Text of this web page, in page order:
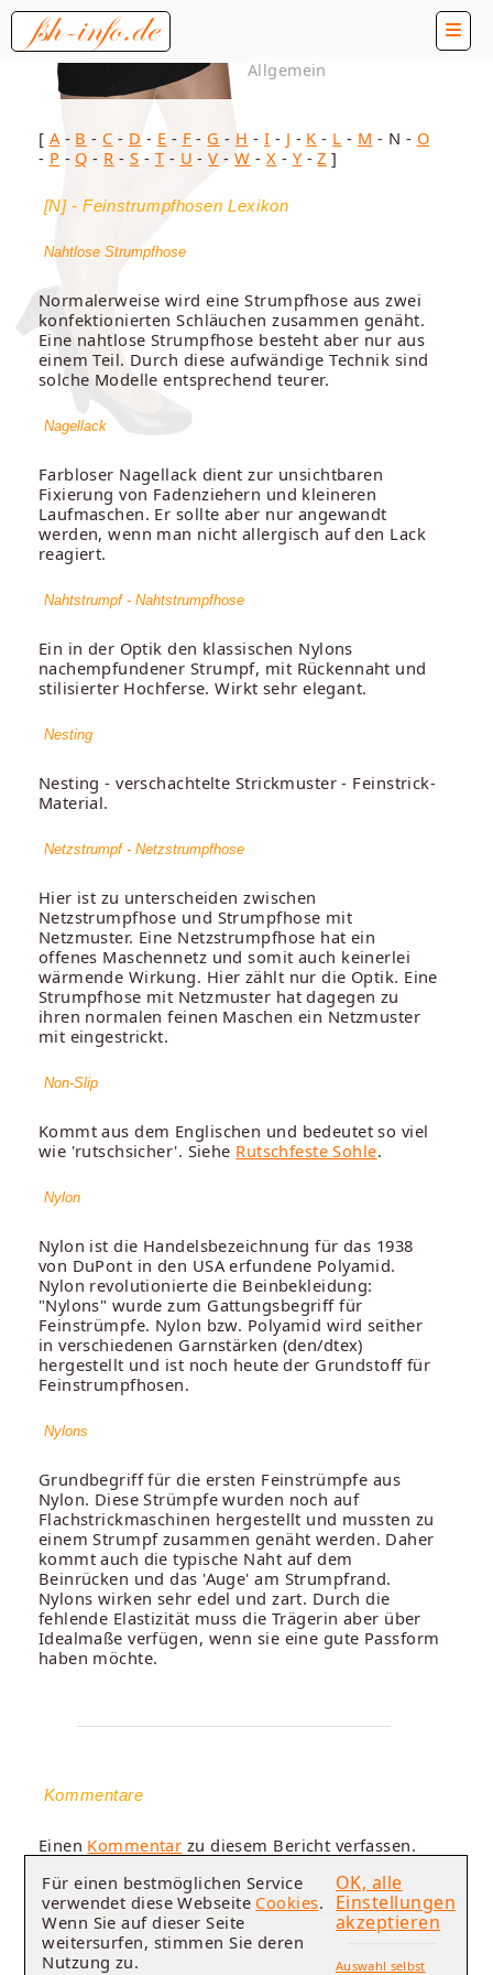
Allgemein
[ A - B - C - D - E - F - G - H - I - J - K - L - M - N - O
- P - Q - R - S - T - U -V -W - X - Y -Z ]
[N] - Feinstrumpfhosen Lexikon
Nahtlose Strumpfhose
Normalerweise wird eine Strumpfhose aus zwei
konfektionierten Schläuchen zusammen genäht.
Eine nahtlose Strumpfhose besteht aber nur aus
einem Teil. Durch diese aufwändige Technik sind
solche Modelle entsprechend teurer.
Nagellack
Farbloser Nagellack dient zur unsichtbaren
Fixierung von Fadenziehern und kleineren
Laufmaschen. Er sollte aber nur angewandt
werden, wenn man nicht allergisch auf den Lack
reagiert.
Nahtstrumpf - Nahtstrumpfhose
Ein in der Optik den klassischen Nylons
nachempfundener Strumpf, mit Rückennaht und
stilisierter Hochferse. Wirkt sehr elegant.
Nesting
Nesting - verschachtelte Strickmuster - Feinstrick-
Material.
Netzstrumpf - Netzstrumpfhose
Hier ist zu unterscheiden zwischen
Netzstrumpfhose und Strumpfhose mit
Netzmuster. Eine Netzstrumpfhose hat ein
offenes Maschennetz und somit auch keinerlei
wärmende Wirkung. Hier zählt nur die Optik. Eine
Strumpfhose mit Netzmuster hat dagegen zu
ihren normalen feinen Maschen ein Netzmuster
mit eingestrickt.
Non-Slip
Kommt aus dem Englischen und bedeutet so viel
wie 'rutschsicher'. Siehe Rutschfeste Sohle.
Nylon
Nylon ist die Handelsbezeichnung für das 1938
von DuPont in den USA erfundene Polyamid.
Nylon revolutionierte die Beinbekleidung:
"Nylons" wurde zum Gattungsbegriff für
Feinstrümpfe. Nylon bzw. Polyamid wird seither
in verschiedenen Garnstärken (den/dtex)
hergestellt und ist noch heute der Grundstoff für
Feinstrumpfhosen.
Nylons
Grundbegriff für die ersten Feinstrümpfe aus
Nylon. Diese Strümpfe wurden noch auf
Flachstrickmaschinen hergestellt und mussten zu
einem Strumpf zusammen genäht werden. Daher
kommt auch die typische Naht auf dem
Beinrücken und das 'Auge' am Strumpfrand.
Nylons wirken sehr edel und zart. Durch die
fehlende Elastizität muss die Trägerin aber über
Idealmaße verfügen, wenn sie eine gute Passform
haben möchte.
Kommentare
Einen Kommentar zu diesem Bericht verfassen.
Für einen bestmöglichen Service
verwendet diese Webseite Cookies.
Wenn Sie auf dieser Seite
weitersurfen, stimmen Sie deren
Nutzung zu.
OK, alle
Einstellungen
akzeptieren
Auswahl selbst